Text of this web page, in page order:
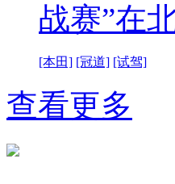
战赛”在
[本田] [冠道] [试驾]
查看更多